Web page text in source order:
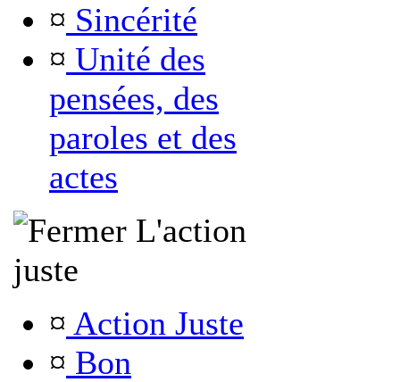
¤ Sincérité
¤ Unité des
pensées, des
paroles et des
actes
L'action
juste
¤ Action Juste
¤ Bon